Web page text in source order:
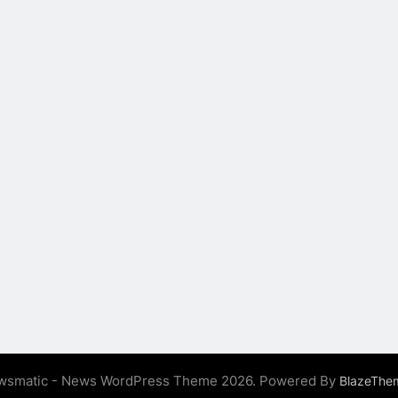
- News WordPress Theme 2026. Powered By